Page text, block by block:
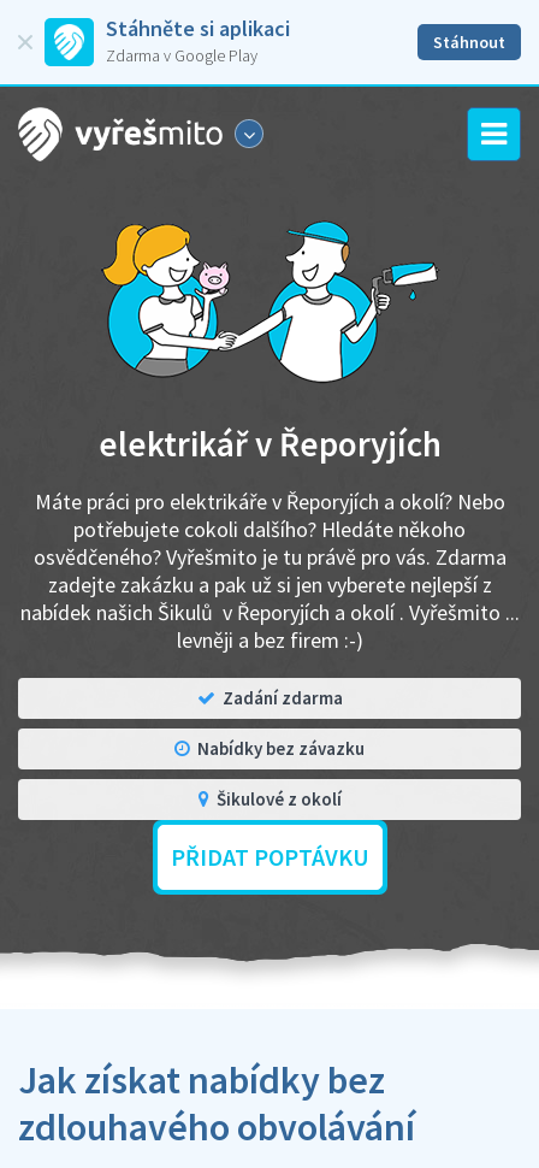
Stáhněte si aplikaci
Zdarma v Google Play
Stáhnout
elektrikář v Řeporyjích
Máte práci pro elektrikáře v Řeporyjích a okolí? Nebo
potřebujete cokoli dalšího? Hledáte někoho
osvědčeného? Vyřešmito je tu právě pro vás. Zdarma
zadejte zakázku a pak už si jen vyberete nejlepší z
nabídek našich Šikulů v Řeporyjích a okolí . Vyřešmito ...
levněji a bez firem :-)
Zadání zdarma
Nabídky bez závazku
Šikulové z okolí
PŘIDAT POPTÁVKU
Jak získat nabídky bez
zdlouhavého obvolávání